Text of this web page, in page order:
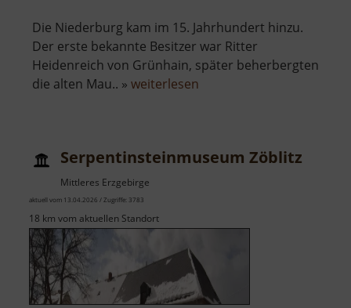
Die Niederburg kam im 15. Jahrhundert hinzu.
Der erste bekannte Besitzer war Ritter
Heidenreich von Grünhain, später beherbergten
die alten Mau.. » weiterlesen
Serpentinsteinmuseum Zöblitz
Mittleres Erzgebirge
aktuell vom 13.04.2026 / Zugriffe: 3783
18 km vom aktuellen Standort